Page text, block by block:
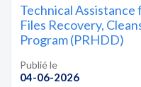
Technical
Files Recovery,
Program (PRHDD)
Publié le
04-06-2026